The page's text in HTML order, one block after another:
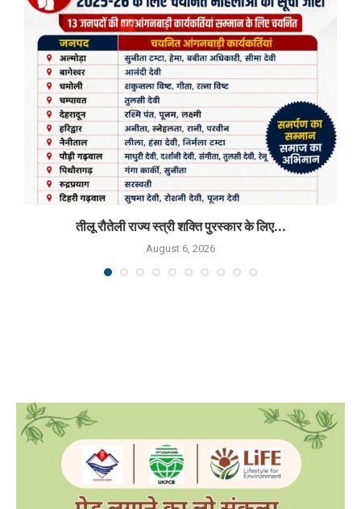
तीलू रौतेली राज्य स्त्री शक्ति पुरस्कार के लिए...
August 6, 2026